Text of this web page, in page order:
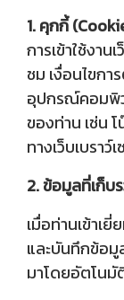
1. คุกกี้
การเข้าใช้งาน
ชม เงื่อนไขกา
อุปกรณ์คอมพิว
ของท่าน เช่น
ทางเว็บเบราว์
2. ข้อมูลที่เก็บ
เมื่อท่านเข้าเยี่
และบันทึกข้อมู
มาโดยอัตโนมั